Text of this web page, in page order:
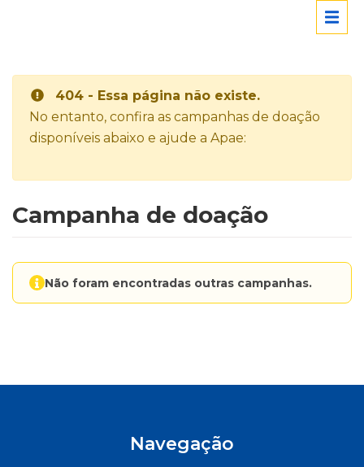
404 - Essa página não existe.
No entanto, confira as campanhas de doação
disponíveis abaixo e ajude a Apae:
Campanha de doação
Não foram encontradas outras campanhas.
Navegação